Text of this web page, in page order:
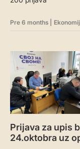
Pre 6 months
Prijava za upis
24.oktobra uz